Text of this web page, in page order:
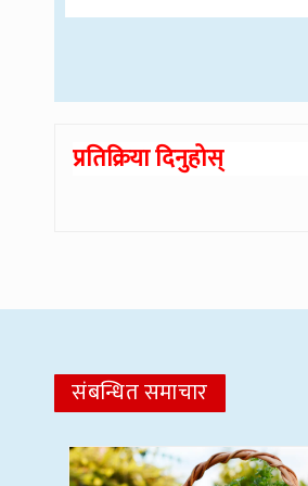
प्रतिक्रिया दिनुहोस्
संबन्धित समाचार